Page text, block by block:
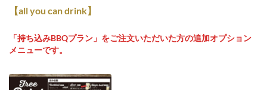
【all you can drink】
「持ち込みBBQプラン」をご注文いただいた方の追加オプション
メニューです。